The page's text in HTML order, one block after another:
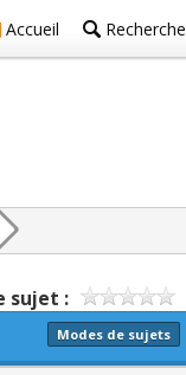
Accueil Recherche
sujet :
Modes de sujets